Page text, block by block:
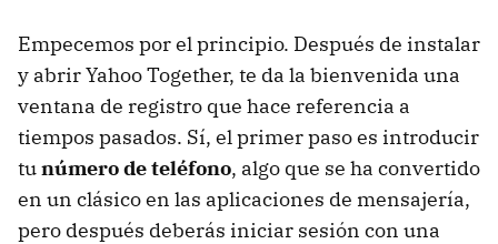
Empecemos por el principio. Después de instalar
y abrir Yahoo Together, te da la bienvenida una
ventana de registro que hace referencia a
tiempos pasados. Sí, el primer paso es introducir
tunúmero de teléfono, algo que se ha convertido
en un clásico en las aplicaciones de mensajería,
pero después deberás iniciar sesión con una